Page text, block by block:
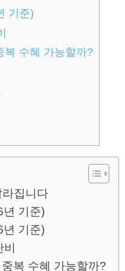
기준)
수혜 가능할까?
집니다
기준)
기준)
복 수혜 가능할까?